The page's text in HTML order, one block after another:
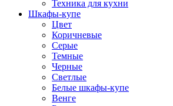
Техника для кухни
Шкафы-купе
Цвет
Коричневые
Серые
Темные
Черные
Светлые
Белые шкафы-купе
Венге